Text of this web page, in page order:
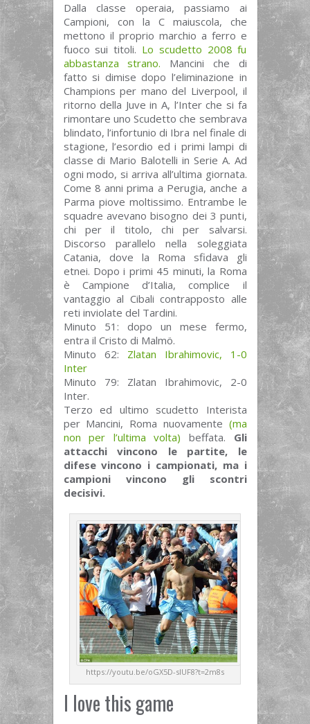
Dalla classe operaia, passiamo ai
Campioni, con la C maiuscola, che
mettono il proprio marchio a ferro e
fuoco sui titoli. Lo scudetto 2008 fu
abbastanza strano. Mancini che di
fatto si dimise dopo l’eliminazione in
Champions per mano del Liverpool, il
ritorno della Juve in A, l’Inter che si fa
rimontare uno Scudetto che sembrava
blindato, l’infortunio di Ibra nel finale di
stagione, l’esordio ed i primi lampi di
classe di Mario Balotelli in Serie A. Ad
ogni modo, si arriva all’ultima giornata.
Come 8 anni prima a Perugia, anche a
Parma piove moltissimo. Entrambe le
squadre avevano bisogno dei 3 punti,
chi per il titolo, chi per salvarsi.
Discorso parallelo nella soleggiata
Catania, dove la Roma sfidava gli
etnei. Dopo i primi 45 minuti, la Roma
è Campione d’Italia, complice il
vantaggio al Cibali contrapposto alle
reti inviolate del Tardini.
Minuto 51: dopo un mese fermo,
entra il Cristo di Malmö.
Minuto 62: Zlatan Ibrahimovic, 1-0
Inter
Minuto 79: Zlatan Ibrahimovic, 2-0
Inter.
Terzo ed ultimo scudetto Interista
per Mancini, Roma nuovamente (ma
non per l’ultima volta) beffata. Gli
attacchi vincono le partite, le
difese vincono i campionati, ma i
campioni vincono gli scontri
decisivi.
https://youtu.be/oGX5D-slUF8?t=2m8s
I love this game